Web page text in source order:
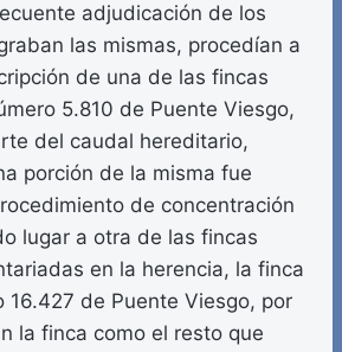
adjudicación de los
las mismas, procedían a
de una de las fincas
5.810 de Puente Viesgo,
del caudal hereditario,
porción de la misma fue
de concentración
lugar a otra de las fincas
en la herencia, la finca
16.427 de Puente Viesgo, por
la finca como el resto que